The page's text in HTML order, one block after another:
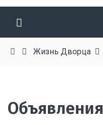
Жизнь Дворца
Объявления